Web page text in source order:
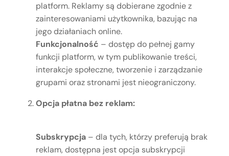
platform. Reklamy są dobierane zgodnie z
zainteresowaniami użytkownika, bazując na
jego działaniach online.
Funkcjonalność – dostęp do pełnej gamy
funkcji platform, w tym publikowanie treści,
interakcje społeczne, tworzenie i zarządzanie
grupami oraz stronami jest nieograniczony.
Opcja płatna bez reklam:
Subskrypcja – dla tych, którzy preferują brak
reklam, dostępna jest opcja subskrypcji